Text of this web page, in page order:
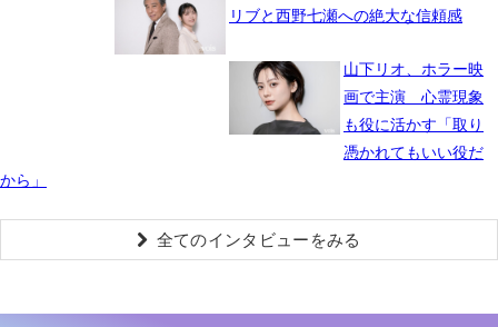
リブと西野七瀬への絶大な信頼感
山下リオ、ホラー映
画で主演 心霊現象
も役に活かす「取り
憑かれてもいい役だ
から」
全てのインタビューをみる